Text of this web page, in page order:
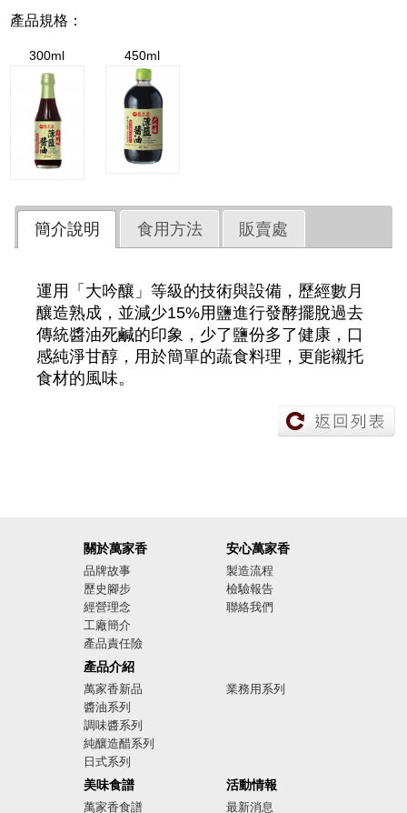
產品規格：
300ml 450ml
簡介說明 食用方法 販賣處
運用「大吟釀」等級的技術與設備，歷經數月
釀造熟成，並減少15%用鹽進行發酵擺脫過去
傳統醬油死鹹的印象，少了鹽份多了健康，口
感純淨甘醇，用於簡單的蔬食料理，更能襯托
食材的風味。
關於萬家香
品牌故事
歷史腳步
經營理念
工廠簡介
產品責任險
廣告影音
產品介紹
萬家香新品
醬油系列
調味醬系列
純釀造醋系列
日式系列
業務用系列
美味食譜
萬家香食譜
安心萬家香
製造流程
檢驗報告
聯絡我們
活動情報
最新消息